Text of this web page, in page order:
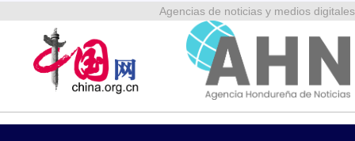
Agencias de noticias y medios digitales